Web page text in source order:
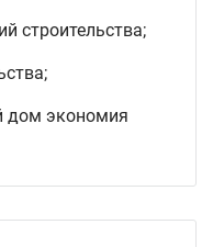
строительства;
дом экономия